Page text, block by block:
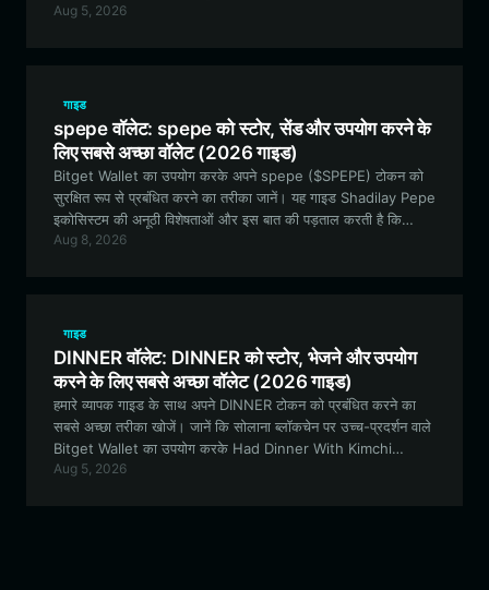
नेविगेट करने के लिए आवश्यक सुविधाएँ प्रदान करता है।
Aug 5, 2026
गाइड
spepe वॉलेट: spepe को स्टोर, सेंड और उपयोग करने के
लिए सबसे अच्छा वॉलेट (2026 गाइड)
Bitget Wallet का उपयोग करके अपने spepe ($SPEPE) टोकन को
सुरक्षित रूप से प्रबंधित करने का तरीका जानें। यह गाइड Shadilay Pepe
इकोसिस्टम की अनूठी विशेषताओं और इस बात की पड़ताल करती है कि
माइक्रो-कैप मीम कॉइन्स की दुनिया में नेविगेट करने के लिए एक बहुमुखी,
Aug 8, 2026
गाइड
DINNER वॉलेट: DINNER को स्टोर, भेजने और उपयोग
करने के लिए सबसे अच्छा वॉलेट (2026 गाइड)
हमारे व्यापक गाइड के साथ अपने DINNER टोकन को प्रबंधित करने का
सबसे अच्छा तरीका खोजें। जानें कि सोलाना ब्लॉकचेन पर उच्च-प्रदर्शन वाले
Bitget Wallet का उपयोग करके Had Dinner With Kimchi
इकोसिस्टम को सुरक्षित कैसे करें, ट्रेड कैसे करें और उसमें कैसे शामिल हों।
Aug 5, 2026